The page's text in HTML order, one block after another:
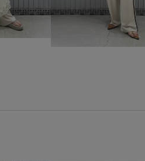
軽羽織26SS 透明感 長財布 高